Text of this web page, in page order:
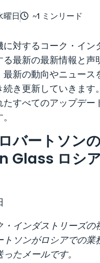
曜日 ~1 ミンリード
に対するコーク・イン
る最新の最新情報と声
新の動向やニュース
続き更新していきます
たすべてのアップデー
バートソン
Glass ロシ
・インダストリーズの
トソンがロシアでの業
たメールです。